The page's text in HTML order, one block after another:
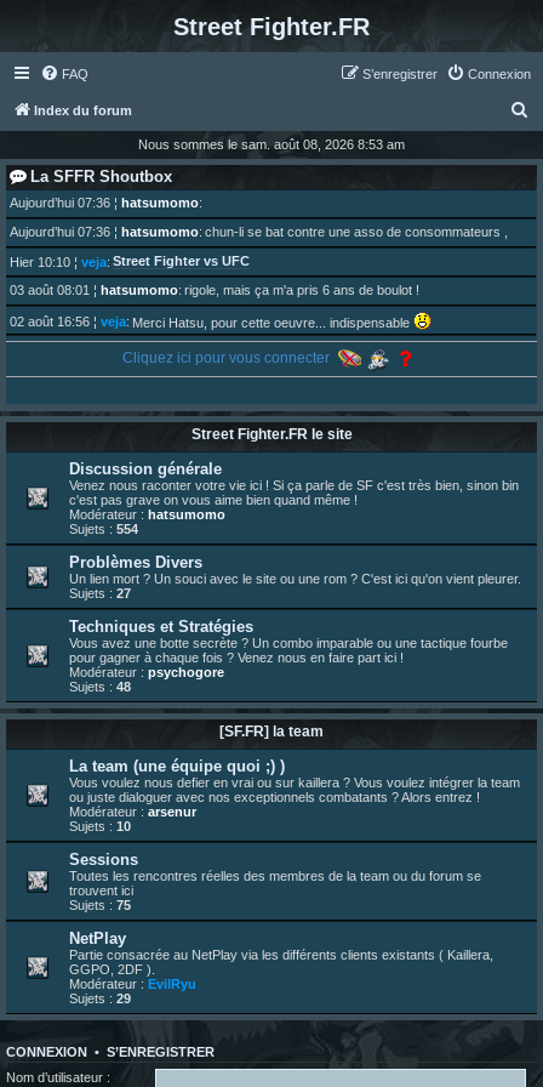
Street Fighter.FR
FAQ Connexion
S’enregistrer
Index du forum
c
e
Nous sommes le sam. août 08, 2026 8:53 am
La SFFR Shoutbox
Aujourd’hui 07:36 ¦ hatsumomo:
Aujourd’hui 07:36 ¦ hatsumomo: chun-li se bat contre une asso de consommateurs ,
Hier 10:10 ¦ veja: Street Fighter vs UFC
03 août 08:01 ¦ hatsumomo: rigole, mais ça m'a pris 6 ans de boulot !
02 août 16:56 ¦ veja: Merci Hatsu, pour cette oeuvre... indispensable
Vous y trouverez du sesque, de l'humour, du sesque, des combats et plein de lore SF !
01 août 08:08¦hatsumomo:
Aujourd'hui, c'est le yaoi day. Pour la peine je reposte ma dernière fic.
30 juil. 07:22¦hatsumomo:
Un futur indispensable :https://x.com/preterniadotcom/status/20 ... 8820352079
26 juil. 22:09¦hatsumomo:bio de Alex en ligne les gens !
13 juil. 09:53¦hatsumomo
bonjour les amis, je viens de poster ma 1e review de figurine !
23 juin 10:36¦indy:une très chouette SFFR shoutbox !
23 juin 07:30¦hatsumomo:nouvelle trad caniculaire les amis !
23 juin 07:26¦hatsumomo:shoutbox réinitialisée
22 juin 12:27¦indy: Yo !
22 juin 08:49¦veja:Yo
Cliquez ici pour vous connecter
Street Fighter.FR le site
Discussion générale
Venez nous raconter votre vie ici ! Si ça parle de SF c'est très bien, sinon bin
c'est pas grave on vous aime bien quand même !
Modérateur : hatsumomo
Sujets : 554
Problèmes Divers
Un lien mort ? Un souci avec le site ou une rom ? C'est ici qu'on vient pleurer.
Sujets : 27
Techniques et Stratégies
Vous avez une botte secrète ? Un combo imparable ou une tactique fourbe
pour gagner à chaque fois ? Venez nous en faire part ici !
Modérateur : psychogore
Sujets : 48
[SF.FR] la team
La team (une équipe quoi ;) )
Vous voulez nous defier en vrai ou sur kaillera ? Vous voulez intégrer la team
ou juste dialoguer avec nos exceptionnels combatants ? Alors entrez !
Modérateur : arsenur
Sujets : 10
Sessions
Toutes les rencontres réelles des membres de la team ou du forum se
trouvent ici
Sujets : 75
NetPlay
Partie consacrée au NetPlay via les différents clients existants ( Kaillera,
GGPO, 2DF ).
Modérateur : EvilRyu
Sujets : 29
CONNEXION • S’ENREGISTRER
Nom d’utilisateur :